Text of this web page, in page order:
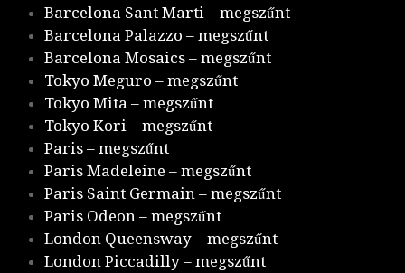
Barcelona Sant Marti – megszűnt
Barcelona Palazzo – megszűnt
Barcelona Mosaics – megszűnt
Tokyo Meguro – megszűnt
Tokyo Mita – megszűnt
Tokyo Kori – megszűnt
Paris – megszűnt
Paris Madeleine – megszűnt
Paris Saint Germain – megszűnt
Paris Odeon – megszűnt
London Queensway – megszűnt
London Piccadilly – megszűnt